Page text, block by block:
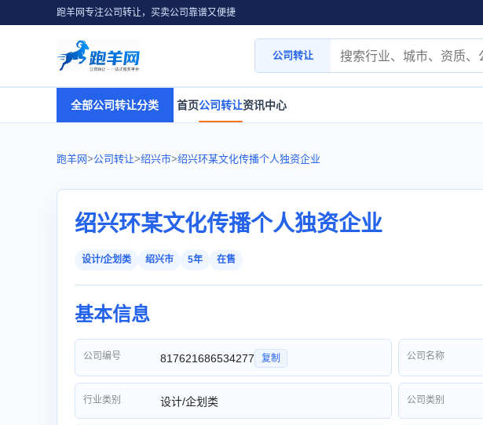
跑羊网专注公司转让，买卖公司靠谱又便捷
公司转让
全部公司转让分类 首页公司转让资讯中心
跑羊网>公司转让>绍兴市>绍兴环某文化传播个人独资企业
绍兴环某文化传播个人独资企业
设计/企划类 绍兴市 5年 在售
基本信息
公司编号 817621686534277 复制 公司名称
行业类别 设计/企划类 公司类别